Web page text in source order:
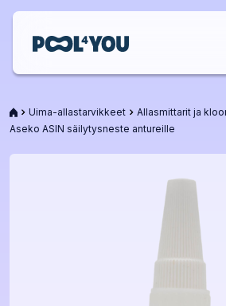
EtusivuUima-allastarvikkeet
Allasmittarit ja
Aseko ASIN säilytysneste antureille